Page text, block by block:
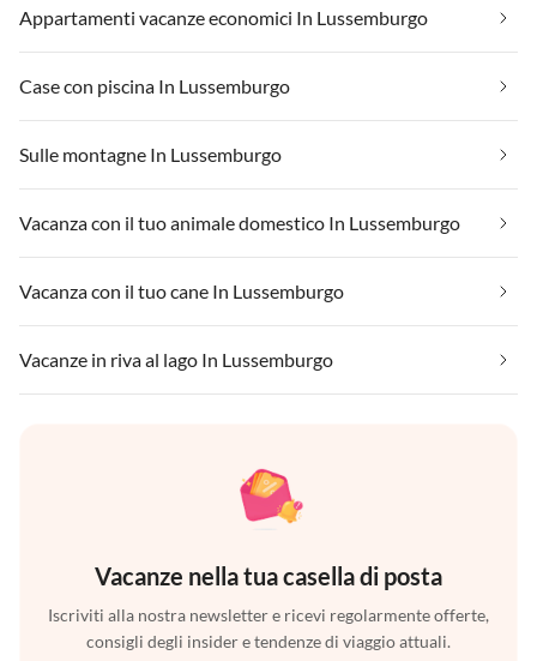
Appartamenti vacanze economici In Lussemburgo
Case con piscina In Lussemburgo
Sulle montagne In Lussemburgo
Vacanza con il tuo animale domestico In Lussemburgo
Vacanza con il tuo cane In Lussemburgo
Vacanze in riva al lago In Lussemburgo
Vacanze nella tua casella di posta
Iscriviti alla nostra newsletter e ricevi regolarmente offerte,
consigli degli insider e tendenze di viaggio attuali.